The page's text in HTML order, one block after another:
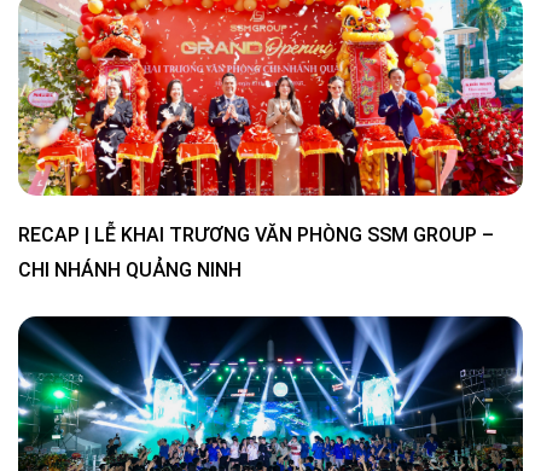
RECAP | LỄ KHAI TRƯƠNG VĂN PHÒNG SSM GROUP –
CHI NHÁNH QUẢNG NINH